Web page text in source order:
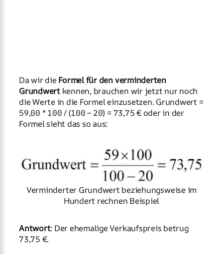
Da wir die Formel für den verminderten
Grundwert kennen, brauchen wir jetzt nur noch
die Werte in die Formel einzusetzen. Grundwert =
59,00 * 100 / (100 – 20) = 73,75 € oder in der
Formel sieht das so aus:
Verminderter Grundwert beziehungsweise im
Hundert rechnen Beispiel
Antwort: Der ehemalige Verkaufspreis betrug
73,75 €.